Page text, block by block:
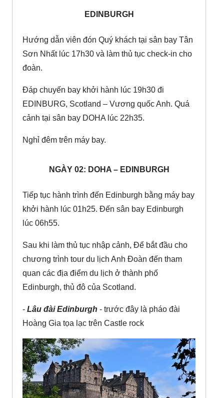
EDINBURGH
Hướng dẫn viên đón Quý khách tại sân bay Tân
Sơn Nhất lúc 17h30 và làm thủ tục check-in cho
đoàn.
Đáp chuyến bay khởi hành lúc 19h30 đi
EDINBURG, Scotland – Vương quốc Anh. Quá
cảnh tại sân bay DOHA lúc 22h35.
Nghỉ đêm trên máy bay.
NGÀY 02: DOHA – EDINBURGH
Tiếp tục hành trình đến Edinburgh bằng máy bay
khởi hành lúc 01h25. Đến sân bay Edinburgh
lúc 06h55.
Sau khi làm thủ tục nhập cảnh, Để bắt đầu cho
chương trình tour du lịch Anh Đoàn đến tham
quan các địa điểm du lịch ở thành phố
Edinburgh, thủ đô của Scotland.
- Lâu đài Edinburgh - trước đây là pháo đài
Hoàng Gia tọa lạc trên Castle rock